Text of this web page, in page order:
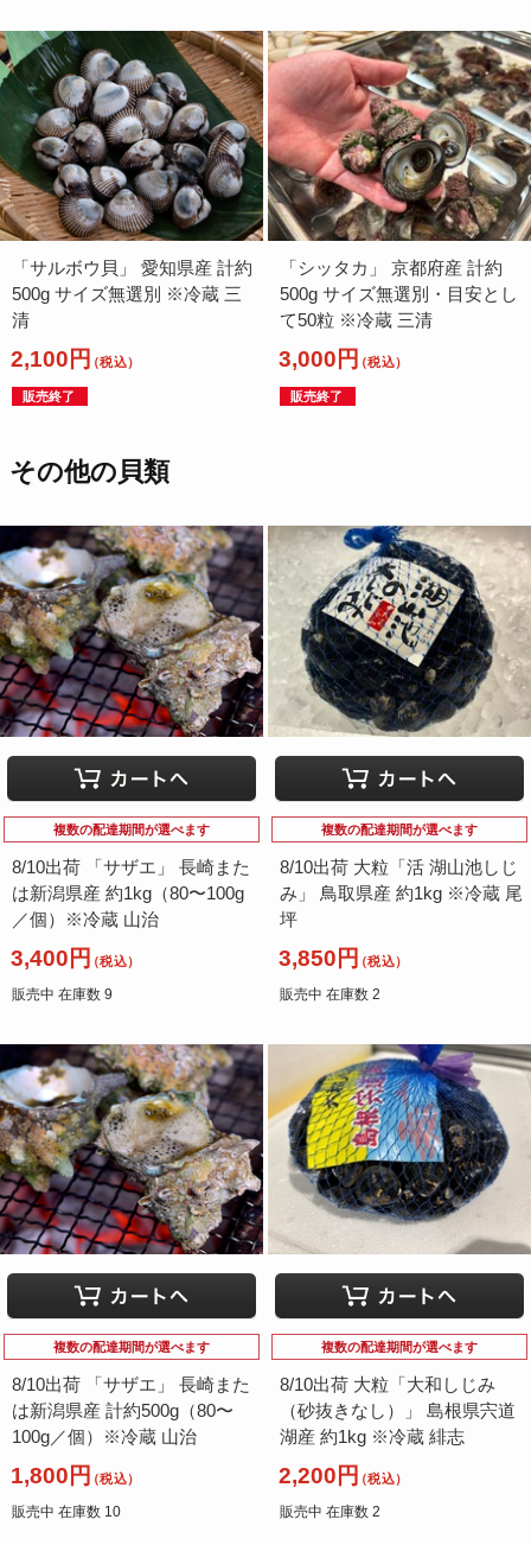
「サルボウ貝」 愛知県産 計約
500g サイズ無選別 ※冷蔵 三
清
2,100円（税込）
販売終了
「シッタカ」 京都府産 計約
500g サイズ無選別・目安とし
て50粒 ※冷蔵 三清
3,000円（税込）
販売終了
その他の貝類
複数の配達期間が選べます
8/10出荷 「サザエ」 長崎また
は新潟県産 約1kg（80〜100g
／個）※冷蔵 山治
3,400円（税込）
販売中 在庫数 9
複数の配達期間が選べます
8/10出荷 大粒「活 湖山池しじ
み」 鳥取県産 約1kg ※冷蔵 尾
坪
3,850円（税込）
販売中 在庫数 2
複数の配達期間が選べます
8/10出荷 「サザエ」 長崎また
は新潟県産 計約500g（80〜
100g／個）※冷蔵 山治
1,800円（税込）
販売中 在庫数 10
複数の配達期間が選べます
8/10出荷 大粒「大和しじみ
（砂抜きなし）」 島根県宍道
湖産 約1kg ※冷蔵 緋志
2,200円（税込）
販売中 在庫数 2